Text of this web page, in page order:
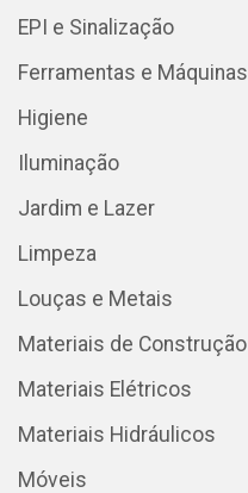
EPI e Sinalização
Ferramentas e Máquinas
Higiene
Iluminação
Jardim e Lazer
Limpeza
Louças e Metais
Materiais de Construção
Materiais Elétricos
Materiais Hidráulicos
Móveis